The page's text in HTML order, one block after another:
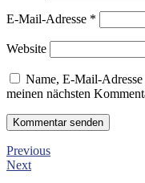
E-Mail-Adresse *
Website
Name, E-Mail-
meinen nächsten
Previous
Next